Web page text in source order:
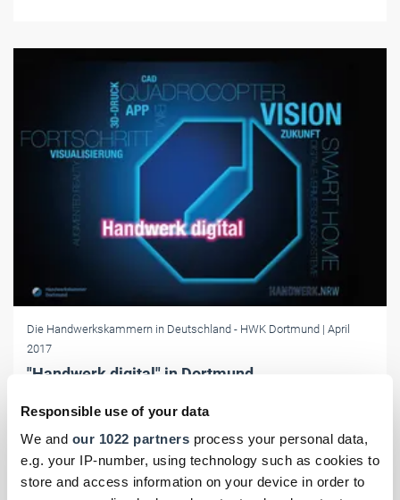
Responsible use of your data
We and our 1022 partners process your personal data,
e.g. your IP-number, using technology such as cookies to
store and access information on your device in order to
Die Handwerkskammern in Deutschland - HWK Dortmund | April
2017
"Handwerk digital" in Dortmund
der Entwicklung neuer Geschäftsmodelle: Handwerk 4.0 hält in alle
Unternehmensbereiche Einzug.